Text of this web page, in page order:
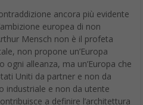
ancora più evidente
europea di non
Mensch non è il profeta
non propone un’Europa
alleanza, ma un’Europa che
Uniti da partner e non da
industriale e non da utente
a definire l’architettura